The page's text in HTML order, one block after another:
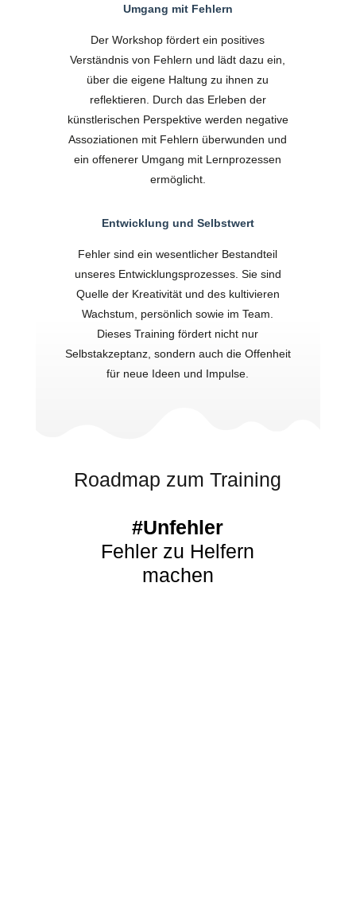
Umgang mit Fehlern
Der Workshop fördert ein positives
Verständnis von Fehlern und lädt dazu ein,
über die eigene Haltung zu ihnen zu
reflektieren. Durch das Erleben der
künstlerischen Perspektive werden negative
Assoziationen mit Fehlern überwunden und
ein offenerer Umgang mit Lernprozessen
ermöglicht.
Entwicklung und Selbstwert
Fehler sind ein wesentlicher Bestandteil
unseres Entwicklungsprozesses. Sie sind
Quelle der Kreativität und des kultivieren
Wachstum, persönlich sowie im Team.
Dieses Training fördert nicht nur
Selbstakzeptanz, sondern auch die Offenheit
für neue Ideen und Impulse.
Roadmap zum Training
#Unfehler
Fehler zu Helfern
machen